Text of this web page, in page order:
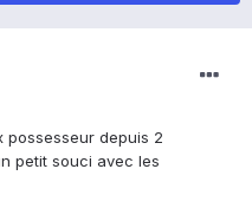
possesseur depuis 2
petit souci avec les